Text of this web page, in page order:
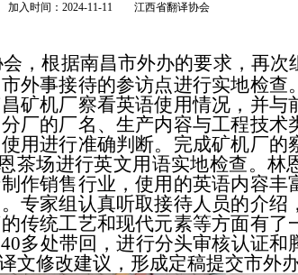
入时间：2024-11-11 江西省翻译协会
，根据南昌市外办的要求，再次
外事接待的参访点进行实地检查
矿机厂察看英语使用情况，并与
厂的厂名、生产内容与工程技术
用进行准确判断。完成矿机厂的
茶场进行英文用语实地检查。林
作销售行业，使用的英语内容丰
专家组认真听取接待人员的介绍
传统工艺和现代元素等方面有了
多处带回，进行分头审核认证和
文修改建议，形成定稿提交市外办